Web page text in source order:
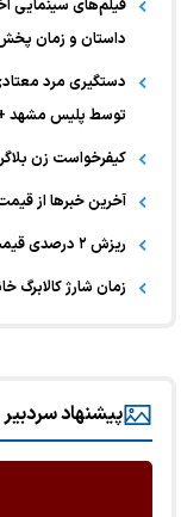
داستان و زمان
دستگیری مرد
توسط پلیس
کیفرخواست زن
آخرین خبر‌ها از
ریزش ۲ درصدی قیمت دلار در بازار آزاد مشهد+ علت
زمان شارژ کالابرگ
پیشنهاد سردبیر